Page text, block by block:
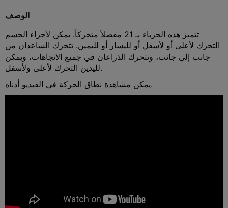
الوصف
تتميز هذه الحرباء بـ 21 مفصلاً متحركاً. يمكن لأجزاء الجسم
التحرك لأعلى أو لأسفل أو لليسار أو لليمين. تتحرك الساعدان من
جانب إلى جانب، وتتحرك الذراعان في جميع الاتجاهات، ويمكن
لليدين التحرك لأعلى ولأسفل.
يمكن مشاهدة نطاق الحركة في الفيديو أدناه.